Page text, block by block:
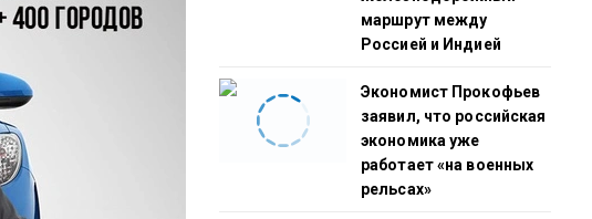
маршрут между
Россией и Индией
Экономист Прокофьев
заявил, что российская
экономика уже
работает «на военных
рельсах»